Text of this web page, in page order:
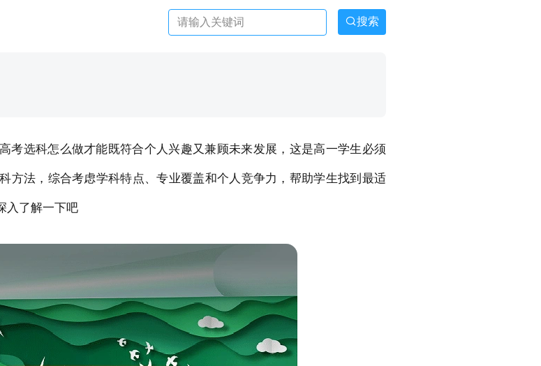
搜索
考选科怎么做才能既符合个人兴趣又兼顾未来发展，这是高一学生必须
方法，综合考虑学科特点、专业覆盖和个人竞争力，帮助学生找到最适
入了解一下吧